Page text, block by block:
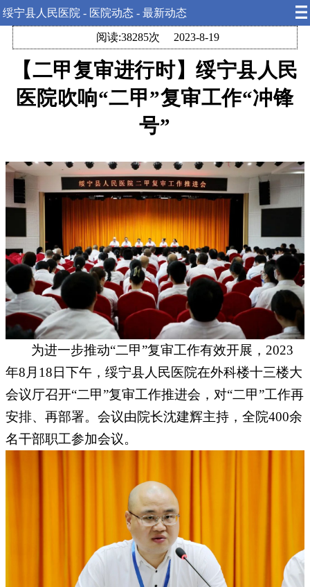
绥宁县人民医院 - 医院动态 - 最新动态
阅读:38285次 2023-8-19
【二甲复审进行时】绥宁县人民
医院吹响“二甲”复审工作“冲锋
号”
为进一步推动“二甲”复审工作有效开展，2023
年8月18日下午，绥宁县人民医院在外科楼十三楼大
会议厅召开“二甲”复审工作推进会，对“二甲”工作再
安排、再部署。会议由院长沈建辉主持，全院400余
名干部职工参加会议。